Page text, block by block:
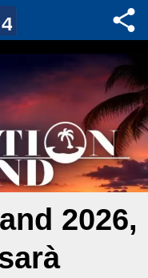
2026,